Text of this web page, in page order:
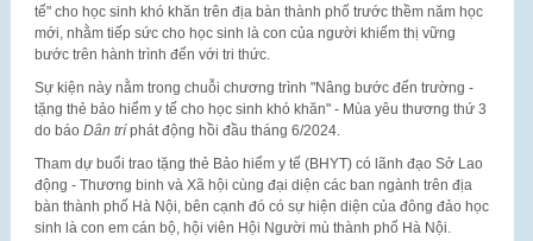
tế" cho học sinh khó khăn trên địa bàn thành phố trước thềm năm học
mới, nhằm tiếp sức cho học sinh là con của người khiếm thị vững
bước trên hành trình đến với tri thức.
Sự kiện này nằm trong chuỗi chương trình "Nâng bước đến trường -
tặng thẻ bảo hiểm y tế cho học sinh khó khăn" - Mùa yêu thương thứ 3
do báo Dân tríphát động hồi đầu tháng 6/2024.
Tham dự buổi trao tặng thẻ Bảo hiểm y tế (BHYT) có lãnh đạo Sở Lao
động - Thương binh và Xã hội cùng đại diện các ban ngành trên địa
bàn thành phố Hà Nội, bên cạnh đó có sự hiện diện của đông đảo học
sinh là con em cán bộ, hội viên Hội Người mù thành phố Hà Nội.